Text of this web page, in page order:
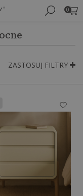
0
ZASTOSUJ FILTRY